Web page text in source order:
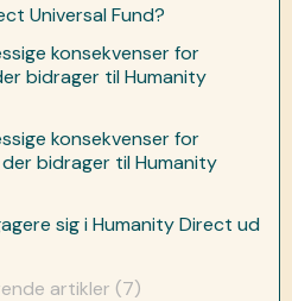
Universal Fund?
konsekvenser for
bidrager til Humanity
konsekvenser for
bidrager til Humanity
sig i Humanity Direct ud
artikler (7)